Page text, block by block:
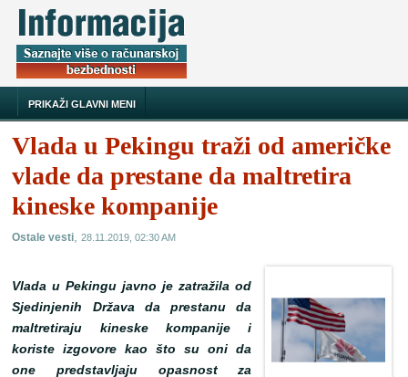
PRIKAŽI GLAVNI MENI
Vlada u Pekingu traži od američke
vlade da prestane da maltretira
kineske kompanije
Ostale vesti,28.11.2019, 02:30 AM
Vlada u Pekingu javno je zatražila od
Sjedinjenih Država da prestanu da
maltretiraju kineske kompanije i
koriste izgovore kao što su oni da
one predstavljaju opasnost za